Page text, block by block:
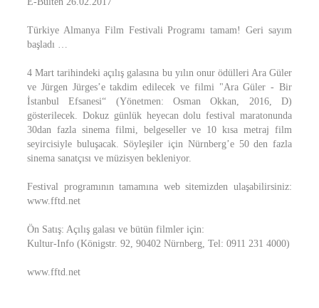
Türkiye Almanya Film Festivali Programı tamam! Geri sayım
başladı …
4 Mart tarihindeki açılış galasına bu yılın onur ödülleri Ara Güler
ve Jürgen Jürges’e takdim edilecek ve filmi "Ara Güler - Bir
İstanbul Efsanesi“ (Yönetmen: Osman Okkan, 2016, D)
gösterilecek. Dokuz günlük heyecan dolu festival maratonunda
30dan fazla sinema filmi, belgeseller ve 10 kısa metraj film
seyircisiyle buluşacak. Söyleşiler için Nürnberg’e 50 den fazla
sinema sanatçısı ve müzisyen bekleniyor.
Festival programının tamamına web sitemizden ulaşabilirsiniz:
www.fftd.net
Ön Satış: Açılış galası ve bütün filmler için:
Kultur-Info (Königstr. 92, 90402 Nürnberg, Tel: 0911 231 4000)
www.fftd.net